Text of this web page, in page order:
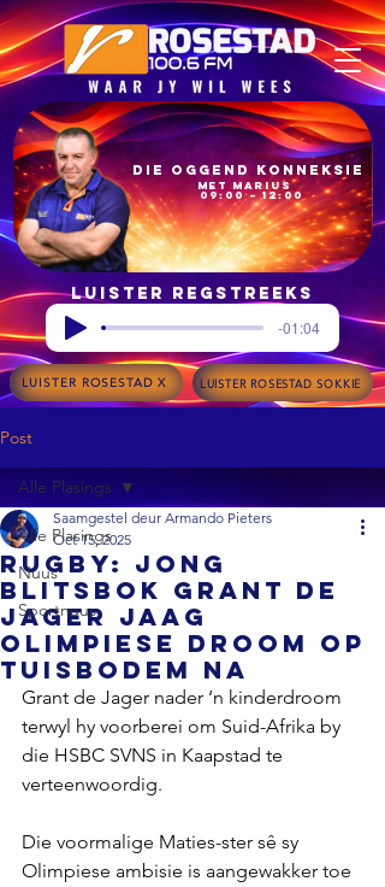
09:00 – 12:00
met Marius
Die Oggend Konneksie
Luister regstreeks
-01:04
LUISTER ROSESTAD X LUISTER ROSESTAD SOKKIE
Post
Alle Plasings
Nuus
Sportnuus
Alle Plasings
RUGBY: Jong
Blitsbok Grant de
Jager jaag
Olimpiese droom op
tuisbodem na
Saamgestel deur Armando Pieters
Oct 15, 2025
Grant de Jager nader ‘n kinderdroom
terwyl hy voorberei om Suid-Afrika by
die HSBC SVNS in Kaapstad te
verteenwoordig.
Die voormalige Maties-ster sê sy
Olimpiese ambisie is aangewakker toe